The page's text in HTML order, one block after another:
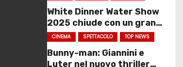
White Dinner Water Show
2025 chiude con un gran
finale
CINEMA SPETTACOLO TOP NEWS
Bunny-man: Giannini e
Luter nel nuovo thriller